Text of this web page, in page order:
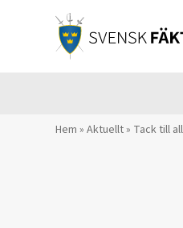
Hem » Aktuellt» Tack till